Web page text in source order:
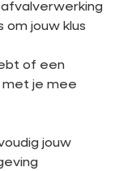
jouw klus
of een
met je mee
jouw